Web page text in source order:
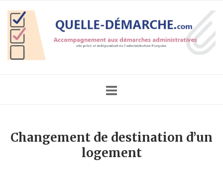
content
Home
Changement de destination d’un
logement